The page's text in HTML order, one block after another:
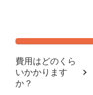
費用はどのくら
いかかります
か？